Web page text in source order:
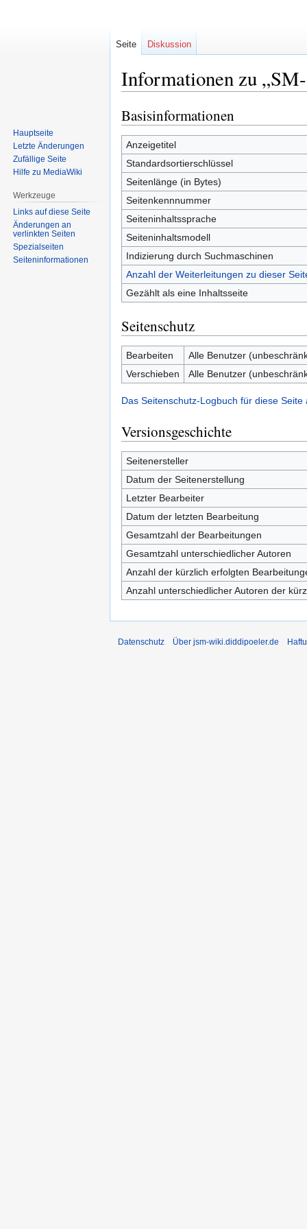
Informationen zu
Zur
Navigation
springen
Zur
Suche
springen
Basisinformationen
Anzeigetitel
Standardsortierschlüssel
Seitenlänge (in Bytes)
Seitenkennnummer
Seiteninhaltssprache
Seiteninhaltsmodell
Indizierung durch Suchmaschinen
Anzahl der Weiterleitungen zu dieser
Gezählt als eine Inhaltsseite
Seitenschutz
Bearbeiten
Alle Benutzer
Verschieben
Alle Benutzer
Das Seitenschutz-Logbuch für diese Seite
Versionsgeschichte
Seitenersteller
Datum der Seitenerstellung
Letzter Bearbeiter
Datum der letzten Bearbeitung
Gesamtzahl der Bearbeitungen
Gesamtzahl unterschiedlicher Autoren
Anzahl der kürzlich erfolgten
Anzahl unterschiedlicher Autoren der
Seite Diskussion
Hauptseite
Letzte Änderungen
Zufällige Seite
Hilfe zu MediaWiki
Werkzeuge
Links auf diese Seite
Änderungen an
verlinkten Seiten
Spezialseiten
Seiten­informationen
Datenschutz Über jsm-wiki.diddipoeler.de